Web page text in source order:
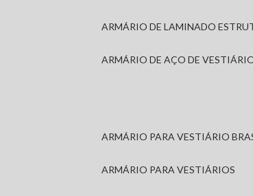
ARMÁRIO DE LAMINADO
ARMÁRIO DE AÇO DE
ARMÁRIO PARA VESTIÁRIO
ARMÁRIO PARA VESTIÁRIOS